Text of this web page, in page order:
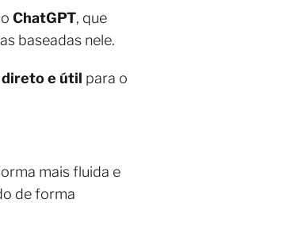
ChatGPT, que
baseadas nele.
direto e útil para o
mais fluida e
de forma